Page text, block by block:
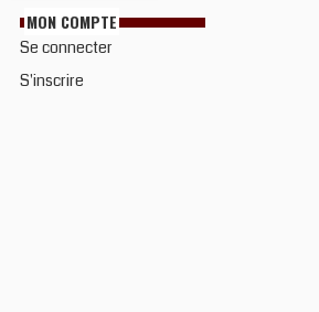
MON COMPTE
Se connecter
S'inscrire